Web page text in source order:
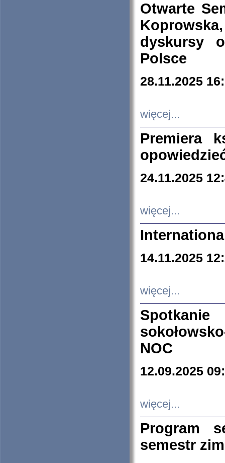
Otwarte
dyskursy
Polsce
28.11.2025
więcej...
Premiera
24.11.2025
więcej...
14.11.2025
więcej...
NOC
12.09.2025
więcej...
Program
semestr